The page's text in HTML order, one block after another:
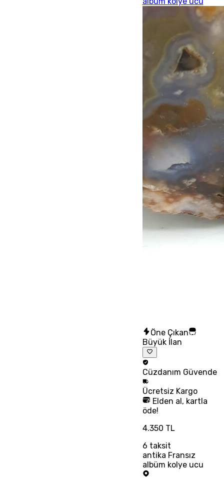
Öne Çıkan
Büyük İlan
Cüzdanım Güvende
Ücretsiz Kargo
Elden al, kartla
öde!
4.350 TL
6 taksit
antika Fransız
albüm kolye ucu